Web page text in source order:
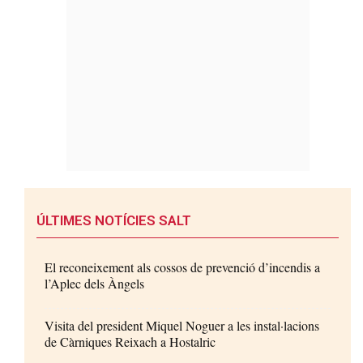
ÚLTIMES NOTÍCIES SALT
El reconeixement als cossos de prevenció d’incendis a
l’Aplec dels Àngels
Visita del president Miquel Noguer a les instal·lacions
de Càrniques Reixach a Hostalric